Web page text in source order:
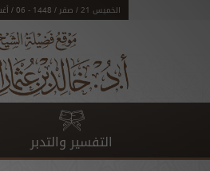
الخميس 21 / صفر / 1448 - 06 / أغسطس 2026
التفسير والتدبر